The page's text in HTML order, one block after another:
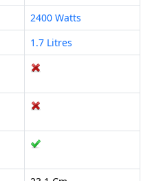
2400 Watts
1.7 Litres